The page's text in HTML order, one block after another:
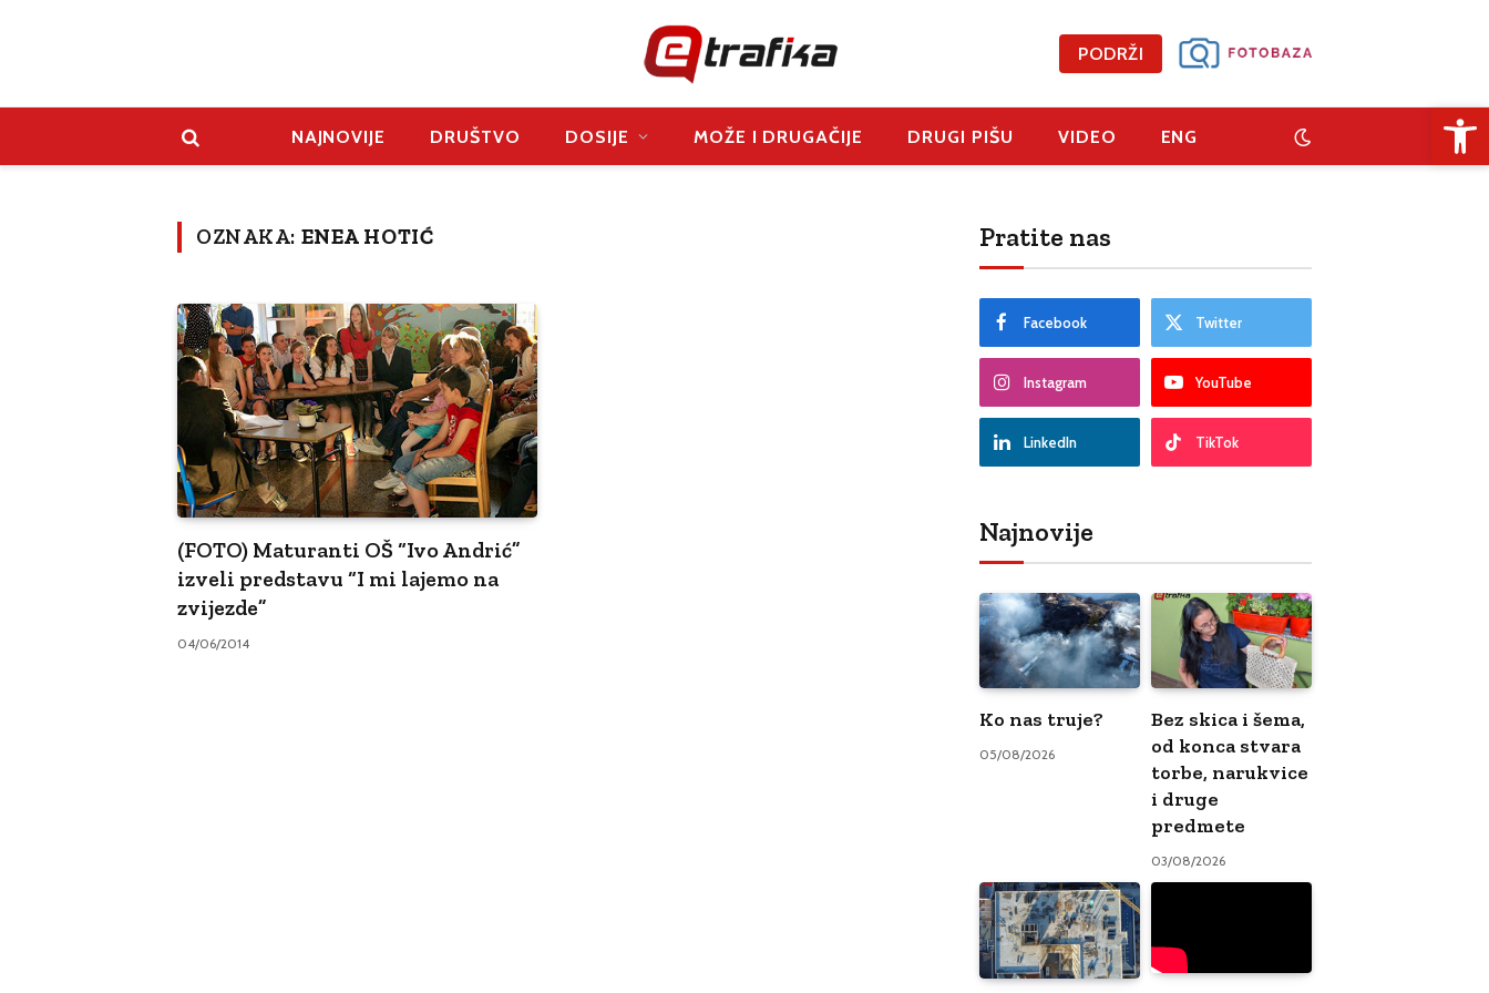
PODRŽI
NAJNOVIJE DRUŠTVO DOSIJE MOŽE I DRUGAČIJE DRUGI PIŠU VIDEO ENG
OZNAKA: ENEA HOTIĆ
(FOTO) Maturanti OŠ “Ivo Andrić”
izveli predstavu “I mi lajemo na
zvijezde”
04/06/2014
Pratite nas
Facebook Twitter
Instagram YouTube
LinkedIn TikTok
Najnovije
Ko nas truje?
05/08/2026
Bez skica i šema,
od konca stvara
torbe, narukvice
i druge
predmete
03/08/2026